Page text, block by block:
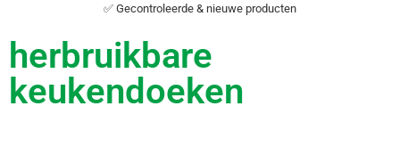
✅ Gecontroleerde & nieuwe producten
herbruikbare
keukendoeken